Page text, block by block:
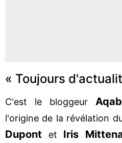
« Toujours
C'est le bloggeur
l'origine de la révélation
Dupont et Iris